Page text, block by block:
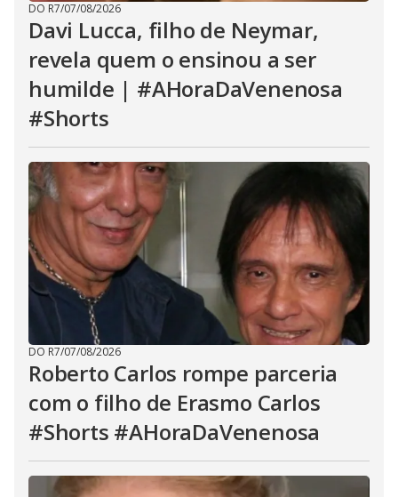
DO R7/07/08/2026
Davi Lucca, filho de Neymar,
revela quem o ensinou a ser
humilde | #AHoraDaVenenosa
#Shorts
DO R7/07/08/2026
Roberto Carlos rompe parceria
com o filho de Erasmo Carlos
#Shorts #AHoraDaVenenosa